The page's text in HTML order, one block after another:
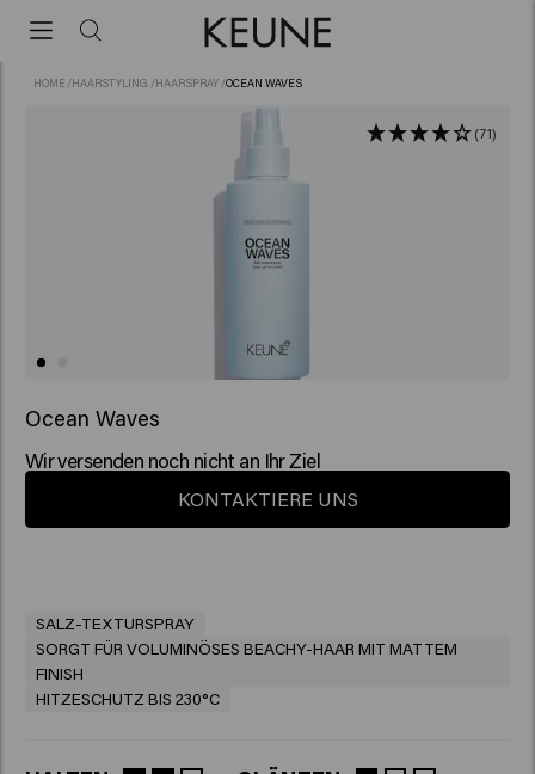
HOME /HAARSTYLING /HAARSPRAY /OCEAN WAVES
(71)
Ocean Waves
Wir versenden noch nicht an Ihr Ziel
KONTAKTIERE UNS
SALZ-TEXTURSPRAY
SORGT FÜR VOLUMINÖSES BEACHY-HAAR MIT MATTEM
FINISH
HITZESCHUTZ BIS 230°C